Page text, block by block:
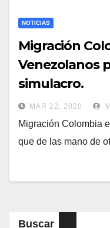
NOTICIAS
Migración
Venezolanos
simulacro.
MAR 22, 2020
Migración Colombia
que de las mano de
Buscar